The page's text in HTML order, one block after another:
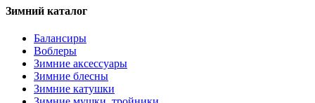
Зимний каталог
Балансиры
Воблеры
Зимние аксессуары
Зимние блесны
Зимние катушки